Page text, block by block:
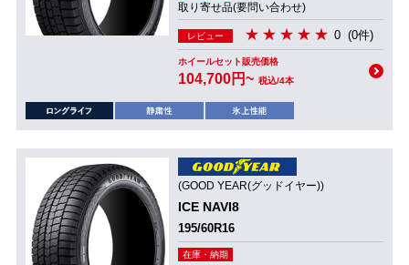
取り寄せ品(要問い合わせ)
レビュー 0 (0件)
ホイールセット販売価格
104,700円~ 税込/4本
(GOOD YEAR(グッドイヤー))
ICE NAVI8
195/60R16
在庫・納期